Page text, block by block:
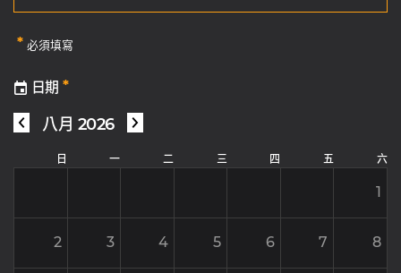
* 必須填寫
日期*
八月 2026
日 一 二 三 四 五 六
1
2 3 4 5 6 7 8